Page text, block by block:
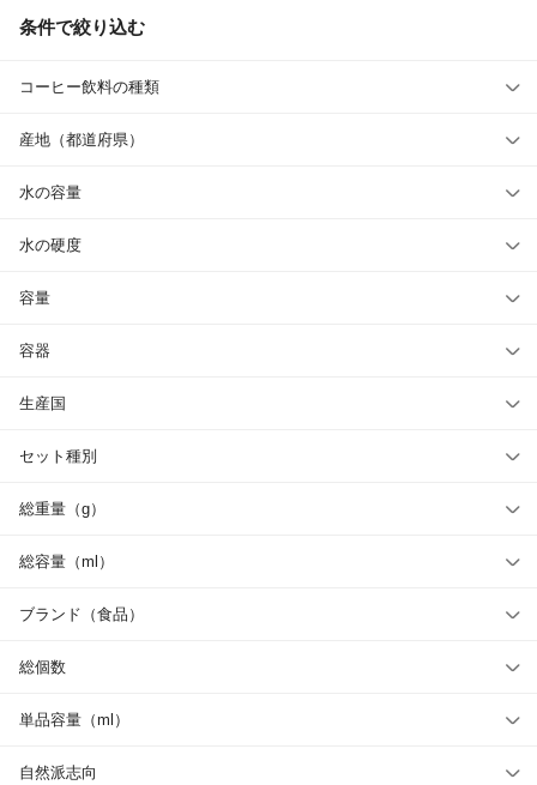
条件で絞り込む
コーヒー飲料の種類
産地（都道府県）
水の容量
水の硬度
容量
容器
生産国
セット種別
総重量（g）
総容量（ml）
ブランド（食品）
総個数
単品容量（ml）
自然派志向